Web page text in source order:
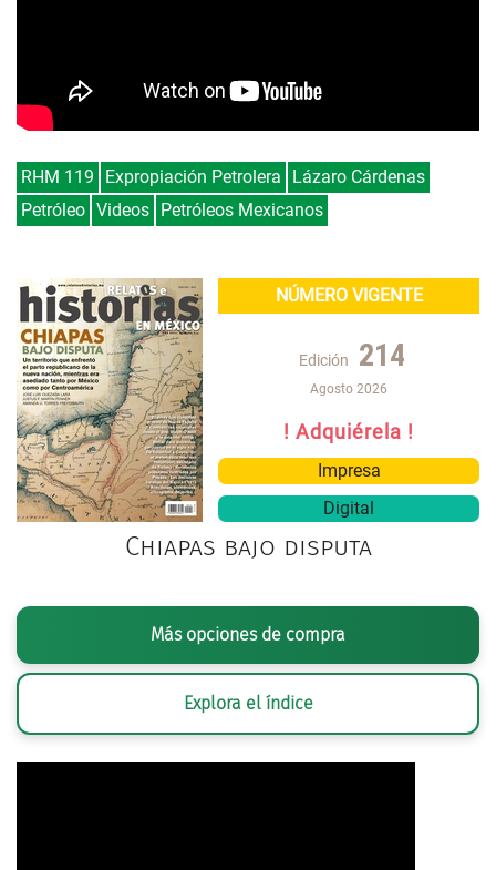
RHM 119 Expropiación Petrolera
Lázaro Cárdenas
Petróleo Videos Petróleos Mexicanos
NÚMERO VIGENTE
Edición 214
Agosto 2026
! Adquiérela !
Impresa
Digital
Chiapas bajo disputa
Más opciones de compra
Explora el índice